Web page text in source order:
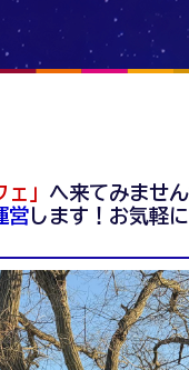
ェ」 へ来てみませ
営します！お気軽